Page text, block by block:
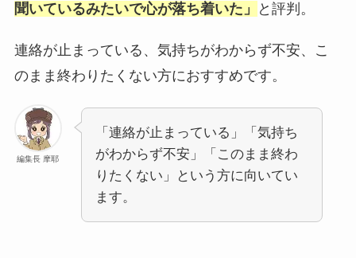
聞いているみたいで心が落ち着いた」
と評判。
連絡が止まっている、気持ちがわからず不安、こ
のまま終わりたくない方におすすめです。
編集長 摩耶
「連絡が止まっている」「気持ち
がわからず不安」「このまま終わ
りたくない」という方に向いてい
ます。